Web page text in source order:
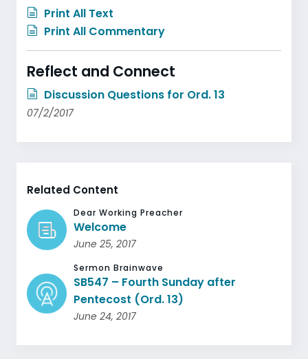
Print All Text
Print All Commentary
Reflect and Connect
Discussion Questions for Ord. 13
07/2/2017
Related Content
Dear Working Preacher
Welcome
June 25, 2017
Sermon Brainwave
SB547 – Fourth Sunday after
Pentecost (Ord. 13)
June 24, 2017